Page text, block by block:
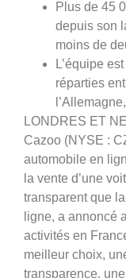
Plus de 45
depuis son
moins de
L’équipe
réparties
LONDRES ET
Cazoo (NYSE :
automobile en
la vente d’une
transparent que
ligne, a annoncé
activités en
meilleur choix,
transparence,